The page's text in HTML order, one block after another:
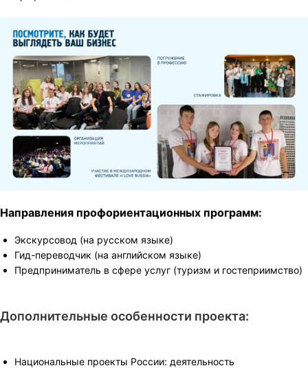
Направления профориентационных программ:
Экскурсовод (на русском языке)
Гид-переводчик (на английском языке)
Предприниматель в сфере услуг (туризм и гостеприимство)
Дополнительные особенности проекта:
Национальные проекты России: деятельность